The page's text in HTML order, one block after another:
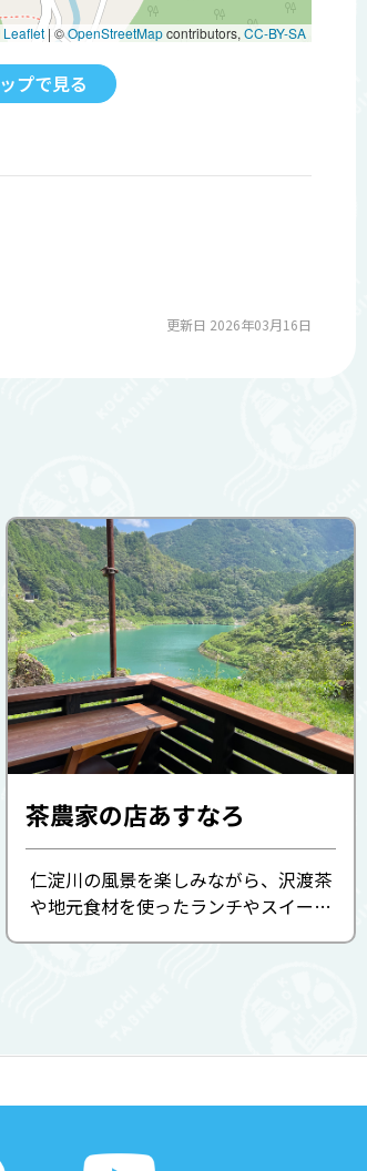
Leaflet | ©OpenStreetMapcontributors, CC-BY-SA
プで見る
更新日 2026年03月16日
茶農家の店あすなろ
仁淀川の風景を楽しみながら、沢渡茶
や地元食材を使ったランチやスイーツ